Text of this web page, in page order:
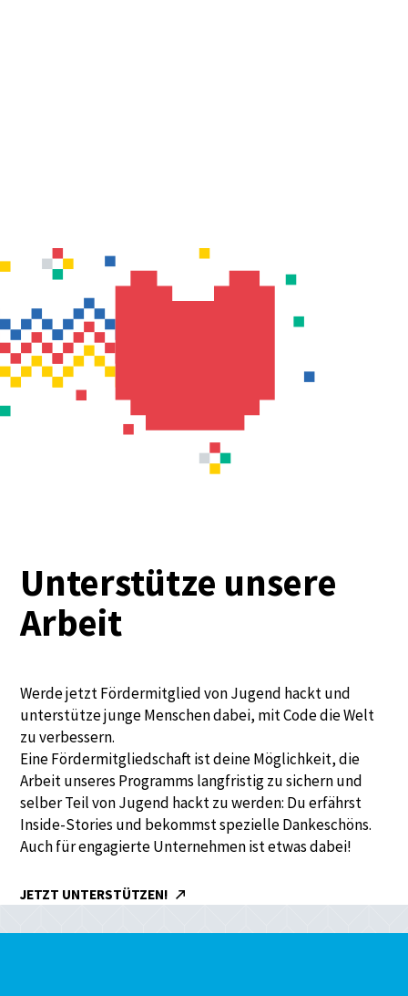
Unterstütze unsere
Arbeit
Werde jetzt Fördermitglied von Jugend hackt und
unterstütze junge Menschen dabei, mit Code die Welt
zu verbessern.
Eine Fördermitgliedschaft ist deine Möglichkeit, die
Arbeit unseres Programms langfristig zu sichern und
selber Teil von Jugend hackt zu werden: Du erfährst
Inside-Stories und bekommst spezielle Dankeschöns.
Auch für engagierte Unternehmen ist etwas dabei!
JETZT UNTERSTÜTZEN!